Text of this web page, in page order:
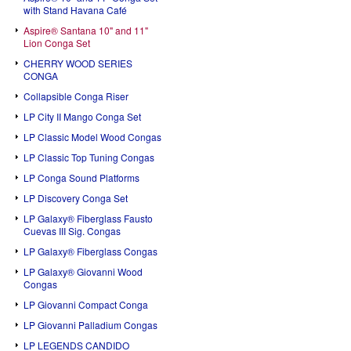
with Stand Havana Café
Aspire® Santana 10" and 11"
Lion Conga Set
CHERRY WOOD SERIES
CONGA
Collapsible Conga Riser
LP City II Mango Conga Set
LP Classic Model Wood Congas
LP Classic Top Tuning Congas
LP Conga Sound Platforms
LP Discovery Conga Set
LP Galaxy® Fiberglass Fausto
Cuevas III Sig. Congas
LP Galaxy® Fiberglass Congas
LP Galaxy® Giovanni Wood
Congas
LP Giovanni Compact Conga
LP Giovanni Palladium Congas
LP LEGENDS CANDIDO